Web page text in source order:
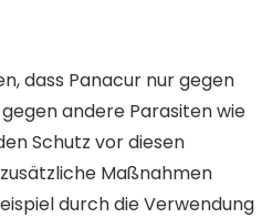
dass Panacur nur gegen
andere Parasiten wie
Schutz vor diesen
Maßnahmen
durch die Verwendung